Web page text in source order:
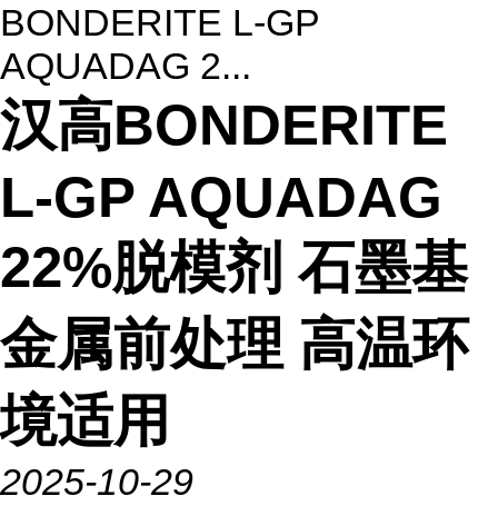
BONDERITE L-GP
AQUADAG 2...
汉高BONDERITE
L-GP AQUADAG
22%脱模剂 石墨基
金属前处理 高温环
境适用
2025-10-29